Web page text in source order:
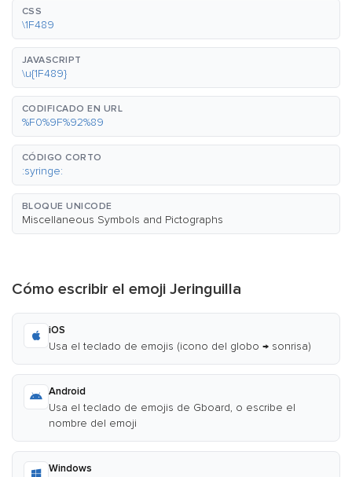
CSS
\1F489
JAVASCRIPT
\u{1F489}
CODIFICADO EN URL
%F0%9F%92%89
CÓDIGO CORTO
:syringe:
BLOQUE UNICODE
Miscellaneous Symbols and Pictographs
Cómo escribir el emoji Jeringuilla
iOS
Usa el teclado de emojis (icono del globo → sonrisa)
Android
Usa el teclado de emojis de Gboard, o escribe el
nombre del emoji
Windows